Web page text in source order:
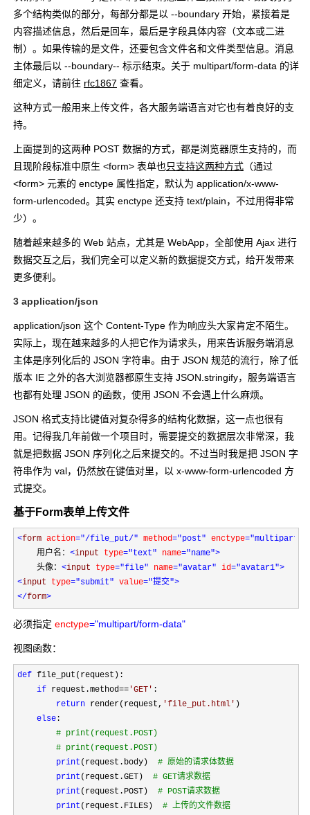
多个结构类似的部分，每部分都是以 --boundary 开始，紧接着是
内容描述信息，然后是回车，最后是字段具体内容（文本或二进
制）。如果传输的是文件，还要包含文件名和文件类型信息。消息
主体最后以 --boundary-- 标示结束。关于 multipart/form-data 的详
细定义，请前往 rfc1867 查看。
这种方式一般用来上传文件，各大服务端语言对它也有着良好的支
持。
上面提到的这两种 POST 数据的方式，都是浏览器原生支持的，而
且现阶段标准中原生 <form> 表单也只支持这两种方式 （通过
<form> 元素的 enctype 属性指定，默认为 application/x-www-
form-urlencoded。其实 enctype 还支持 text/plain，不过用得非常
少）。
随着越来越多的 Web 站点，尤其是 WebApp，全部使用 Ajax 进行
数据交互之后，我们完全可以定义新的数据提交方式，给开发带来
更多便利。
3 application/json
application/json 这个 Content-Type 作为响应头大家肯定不陌生。
实际上，现在越来越多的人把它作为请求头，用来告诉服务端消息
主体是序列化后的 JSON 字符串。由于 JSON 规范的流行，除了低
版本 IE 之外的各大浏览器都原生支持 JSON.stringify，服务端语言
也都有处理 JSON 的函数，使用 JSON 不会遇上什么麻烦。
JSON 格式支持比键值对复杂得多的结构化数据，这一点也很有
用。记得我几年前做一个项目时，需要提交的数据层次非常深，我
就是把数据 JSON 序列化之后来提交的。不过当时我是把 JSON 字
符串作为 val，仍然放在键值对里，以 x-www-form-urlencoded 方
式提交。
基于Form表单上传文件
<form action="/file_put/" method="post" enctype="multipart/
    用户名：
<input type="text" name="name">
    头像：
<input type="file" name="avatar" id="avatar1">
<input type="submit" value="提交">
</form>
必须指定 enctype="multipart/form-data"
视图函数：
def file_put(request):
if request.method== 'GET ' :
return render(request, 'file_put.html ' )
else :
# print(request.POST)
# print(request.POST)
print (request.body) # 原始的请求体数据
print (request.GET) # GET请求数据
print (request.POST) # POST请求数据
print (request.FILES) # 上传的文件数据